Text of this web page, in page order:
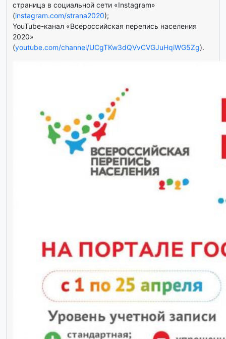
страница в социальной сети «Instagram»
(instagram.com/strana2020);
YouTube-канал «Всероссийская перепись населения
2020»
(youtube.com/channel/UCgTKw3dQVvCVGJuHqiWG5Zg).